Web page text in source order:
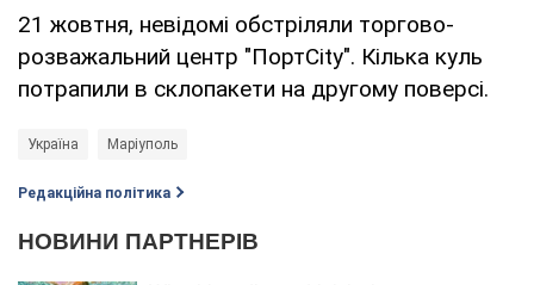
21 жовтня, невідомі обстріляли торгово-
розважальний центр "ПортCity". Кілька куль
потрапили в склопакети на другому поверсі.
Україна Маріуполь
Редакційна політика